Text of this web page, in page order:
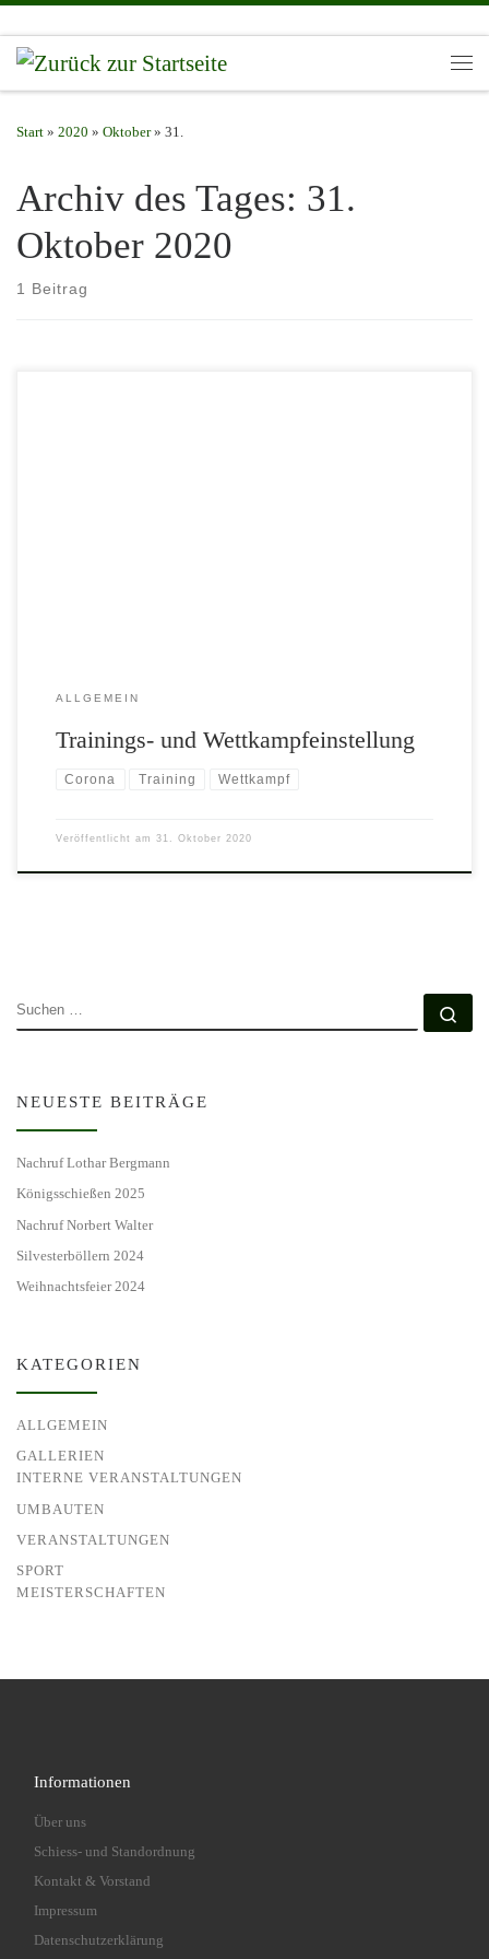
Start » 2020 » Oktober » 31.
Archiv des Tages: 31.
Oktober 2020
1 Beitrag
ALLGEMEIN
Trainings- und Wettkampfeinstellung
Corona Training Wettkampf
Veröffentlicht am 31. Oktober 2020
SUCHE
NEUESTE BEITRÄGE
Nachruf Lothar Bergmann
Königsschießen 2025
Nachruf Norbert Walter
Silvesterböllern 2024
Weihnachtsfeier 2024
KATEGORIEN
ALLGEMEIN
GALLERIEN
INTERNE VERANSTALTUNGEN
UMBAUTEN
VERANSTALTUNGEN
SPORT
MEISTERSCHAFTEN
Informationen
Über uns
Schiess- und Standordnung
Kontakt & Vorstand
Impressum
Datenschutzerklärung